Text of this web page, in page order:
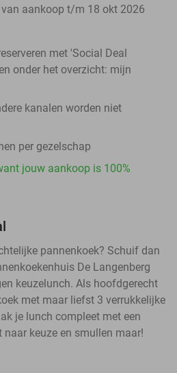
aankoop t/m 18 okt 2026
met 'Social Deal
onder het overzicht: mijn
kanalen worden niet
per gezelschap
jouw aankoop is 100%
pannenkoek? Schuif dan
De Langenberg
keuzelunch. Als hoofdgerecht
met maar liefst 3 verrukkelijke
je lunch compleet met een
keuze en smullen maar!